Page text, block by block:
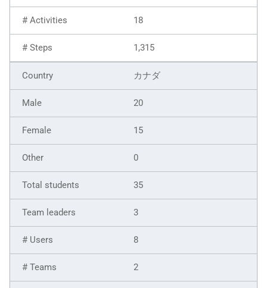
18
1,315
カナダ
20
15
0
35
3
8
2